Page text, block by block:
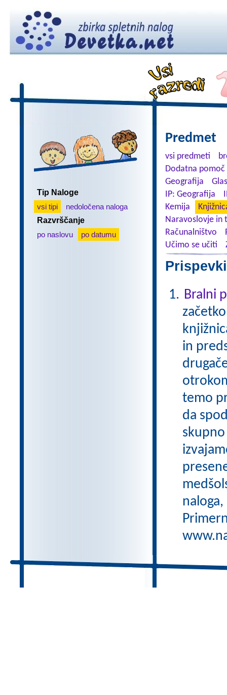
Tip Naloge
vsi tipi
nedoločena naloga
Razvrščanje
po naslovu
po datumu
Predmet
vsi predmeti
Dodatna
Geografija
IP: Geografija
Kemija
Naravoslovje in
Računalništvo
Učimo se učiti
Bralni
in
temo
da